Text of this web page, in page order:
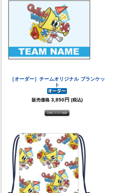
［オーダー］チームオリジナル ブランケッ
ト
販売価格 3,850円 (税込)